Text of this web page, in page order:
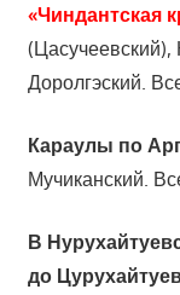
«Чиндантская
(Цасучеевский),
Доролгэский.
Караулы по
Мучиканский.
В
до